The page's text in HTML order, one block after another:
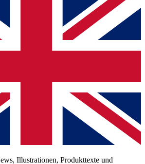
Illustrationen, Produkttexte und